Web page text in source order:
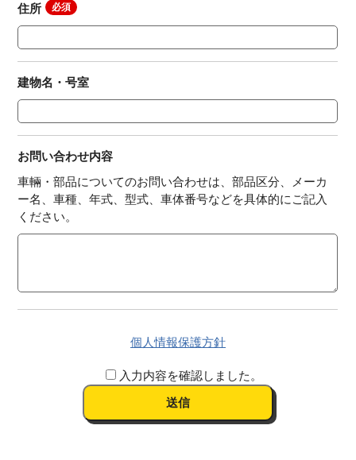
住所
建物名・号室
お問い合わせ内容
車輛・部品についてのお問い合わせは、部品区分、メーカ
ー名、車種、年式、型式、車体番号などを具体的にご記入
ください。
個人情報保護方針
入力内容を確認しました。